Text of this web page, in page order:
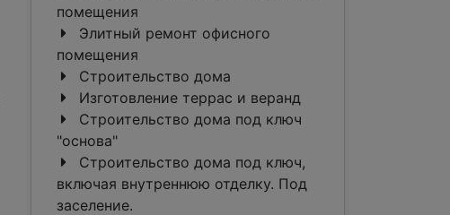
помещения
Элитный ремонт офисного
помещения
Строительство дома
Изготовление террас и веранд
Строительство дома под ключ
"основа"
Строительство дома под ключ,
включая внутреннюю отделку. Под
заселение.